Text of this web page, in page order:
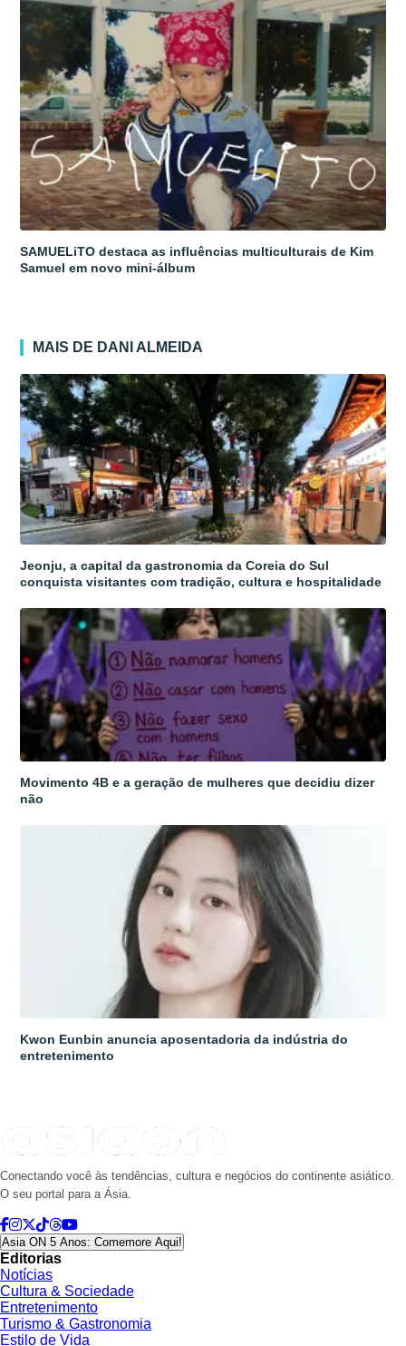
SAMUELiTO destaca as influências multiculturais de Kim
Samuel em novo mini-álbum
MAIS DE DANI ALMEIDA
Jeonju, a capital da gastronomia da Coreia do Sul
conquista visitantes com tradição, cultura e hospitalidade
Movimento 4B e a geração de mulheres que decidiu dizer
não
Kwon Eunbin anuncia aposentadoria da indústria do
entretenimento
Conectando você às tendências, cultura e negócios do continente asiático.
O seu portal para a Ásia.
Asia ON 5 Anos: Comemore Aqui!
Editorias
Notícias
Cultura & Sociedade
Entretenimento
Turismo & Gastronomia
Estilo de Vida